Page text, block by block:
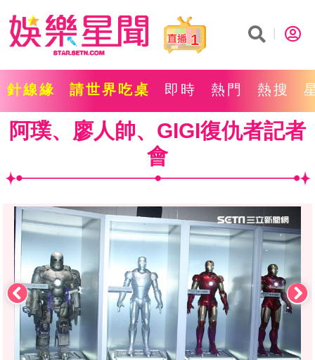
1
針線緣 請世界吃桌 即時 熱門 熱搜
阿璞、廖人帥、GIGI復仇者記者
會